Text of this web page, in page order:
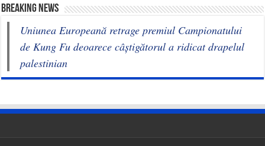
BREAKING NEWS
Uniunea Europeană retrage premiul Campionatului
de Kung Fu deoarece câștigătorul a ridicat drapelul
palestinian